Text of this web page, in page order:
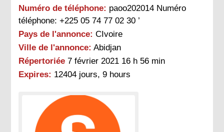
Numéro de téléphone: paoo202014 Numéro
téléphone: +225 05 74 77 02 30 ’
Pays de l'annonce: CIvoire
Ville de l'annonce: Abidjan
Répertoriée 7 février 2021 16 h 56 min
Expires: 12404 jours, 9 hours